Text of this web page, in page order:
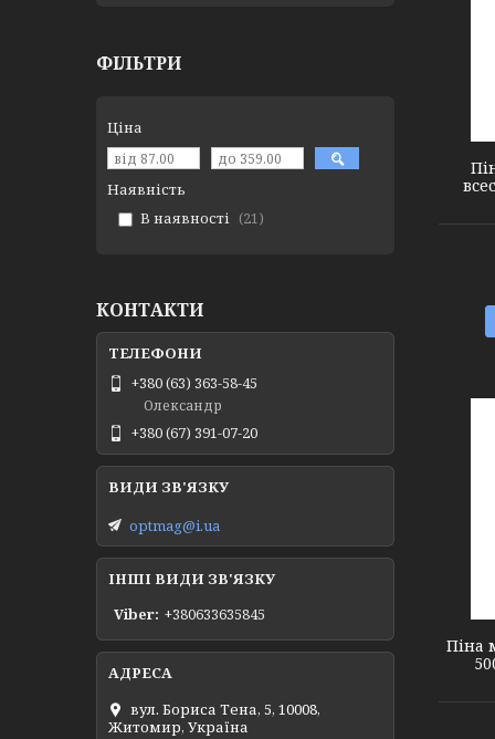
2728251
Піна
ФІЛЬТРИ
Ціна
Наявність
В наявності
21
КОНТАКТИ
+380 (63) 363-58-45
Олександр
+380 (67) 391-07-20
optmag@i.ua
ІНШІ ВИДИ ЗВ'ЯЗКУ
Viber +380633635845
вул. Бориса Тена, 5, 10008,
Житомир, Україна